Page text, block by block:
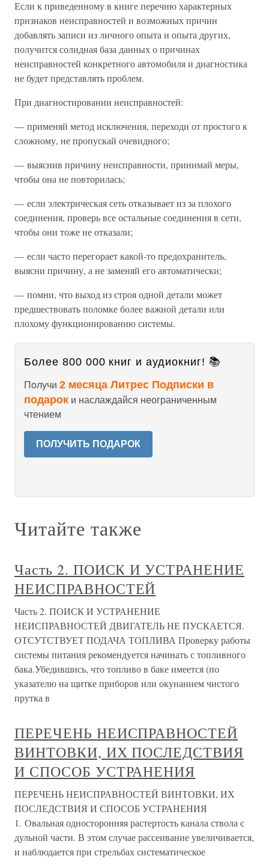
Если к приведенному в книге перечню характерных
признаков неисправностей и возможных причин
добавлять записи из личного опыта и опыта других,
получится солидная база данных о причинах
неисправностей конкретного автомобиля и диагностика
не будет представлять проблем.
При диагностировании неисправностей:
— применяй метод исключения, переходи от простого к
сложному, не пропускай очевидного;
— выяснив причину неисправности, принимай меры,
чтобы она не повторилась;
— если электрическая сеть отказывает из за плохого
соединения, проверь все остальные соединения в сети,
чтобы они тоже не отказали;
— если часто перегорает какой-то предохранитель,
выясни причину, а не заменяй его автоматически;
— помни, что выход из строя одной детали может
предшествовать поломке более важной детали или
плохому функционированию системы.
Более 800 000 книг и аудиокниг! 📚
Получи 2 месяца Литрес Подписки в
подарок и наслаждайся неограниченным
чтением
ПОЛУЧИТЬ ПОДАРОК
Читайте также
Часть 2. ПОИСК И УСТРАНЕНИЕ
НЕИСПРАВНОСТЕЙ
Часть 2. ПОИСК И УСТРАНЕНИЕ
НЕИСПРАВНОСТЕЙ ДВИГАТЕЛЬ НЕ ПУСКАЕТСЯ.
ОТСУТСТВУЕТ ПОДАЧА ТОПЛИВА Проверку работы
системы питания рекомендуется начинать с топливного
бака.Убедившись, что топливо в баке имеется (по
указателю на щитке приборов или окунанием чистого
прутка в
ПЕРЕЧЕНЬ НЕИСПРАВНОСТЕЙ
ВИНТОВКИ, ИХ ПОСЛЕДСТВИЯ
И СПОСОБ УСТРАНЕНИЯ
ПЕРЕЧЕНЬ НЕИСПРАВНОСТЕЙ ВИНТОВКИ, ИХ
ПОСЛЕДСТВИЯ И СПОСОБ УСТРАНЕНИЯ
1. Овальная односторонняя растертость канала ствола с
дульной части. В этом случае рассеивание увеличивается,
и наблюдается при стрельбах систематическое